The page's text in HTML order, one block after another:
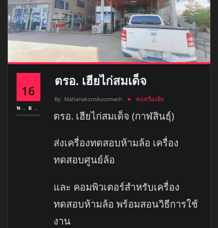
16
พ.ย.
ตรอ. เฮียไก่สมเด็จ
By MahanakornAutomach ส่งเครื่องมือ
ตรอ. เฮียไก่สมเด็จ (กาฬสินธุ์)
ส่งเครื่องทดสอบห้ามล้อ เครื่อง
ทดสอบศูนย์ล้อ
และ คอมพิวเตอร์สำหรับเครื่อง
ทดสอบห้ามล้อ พร้อมสอนวิธีการใช้
งาน